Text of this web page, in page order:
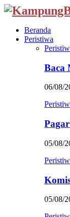
Beranda
Peristiwa
Baca
06/08/
05/08/
05/08/